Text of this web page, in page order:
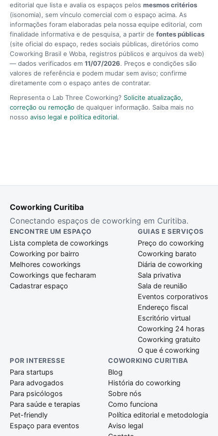
editorial que lista e avalia os espaços pelos mesmos critérios
(isonomia), sem vínculo comercial com o espaço acima. As
informações foram elaboradas pela nossa equipe editorial, com
finalidade informativa e de pesquisa, a partir de fontes públicas
(site oficial do espaço, redes sociais públicas, diretórios como
Coworking Brasil e Woba, registros públicos e arquivos da web)
— dados verificados em 11/07/2026. Preços e condições são
valores de referência e podem mudar sem aviso; confirme
diretamente com o espaço antes de contratar.
Representa o Lab Three Coworking? Solicite atualização,
correção ou remoção de qualquer informação. Saiba mais no
nosso aviso legal e política editorial.
Coworking Curitiba
Conectando espaços de coworking em Curitiba.
ENCONTRE UM ESPAÇO
Lista completa de coworkings
Coworking por bairro
Melhores coworkings
Coworkings que fecharam
Cadastrar espaço
GUIAS E SERVIÇOS
Preço do coworking
Coworking barato
Diária de coworking
Sala privativa
Sala de reunião
Eventos corporativos
Endereço fiscal
Escritório virtual
Coworking 24 horas
Coworking gratuito
O que é coworking
POR INTERESSE
Para startups
Para advogados
Para psicólogos
Para saúde e terapias
Pet-friendly
Espaço para eventos
COWORKING CURITIBA
Blog
História do coworking
Sobre nós
Como funciona
Política editorial e metodologia
Aviso legal